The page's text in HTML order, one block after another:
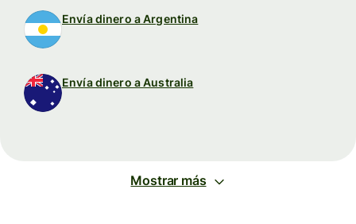
Envía dinero a Argentina
Envía dinero a Australia
Mostrar más